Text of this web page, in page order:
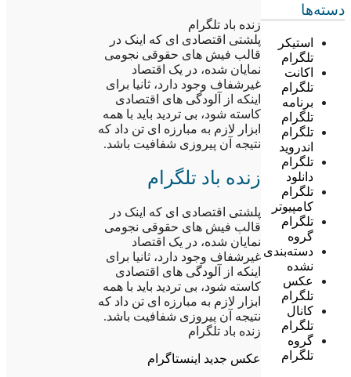
دسته‌ها
استیکر
تلگرام
اکانت
تلگرام
برنامه
تلگرام
تلگرام
اندروید
تلگرام
دانلود
تلگرام
کامپیوتر
تلگرام
گروه
دسته‌بندی
نشده
عکس
تلگرام
کانال
تلگرام
گروه
تلگرام
زنده باد تلگرام
پلشتی اقتصادی ای که اینک در
قالب فیش های حقوقی نجومی
نمایان شده، در یک اقتصاد
غیرشفاف وجود دارد، ثانیا برای
اینکه از آلودگی های اقتصادی
کاسته شود، بی تردید باید با همه
ابزار لازم به مبارزه ای تن داد که
نتیجه آن پیروزی شفافیت باشد.
زنده باد تلگرام
پلشتی اقتصادی ای که اینک در
قالب فیش های حقوقی نجومی
نمایان شده، در یک اقتصاد
غیرشفاف وجود دارد، ثانیا برای
اینکه از آلودگی های اقتصادی
کاسته شود، بی تردید باید با همه
ابزار لازم به مبارزه ای تن داد که
نتیجه آن پیروزی شفافیت باشد.
زنده باد تلگرام
عکس جدید اینستاگرام